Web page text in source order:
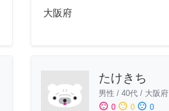
大阪府
たけきち
男性 / 40代/ 大阪府
sentiment_satisfied 0 sentiment_neutral 0 sentiment_dissatisfied 0